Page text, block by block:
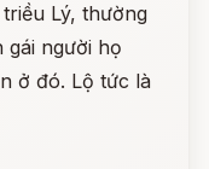
Lý, thường
gái người họ
ở đó. Lộ tức là